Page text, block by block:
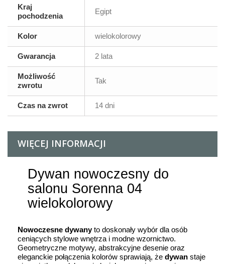
Kraj
pochodzenia
Egipt
Kolor wielokolorowy
Gwarancja 2 lata
Możliwość
zwrotu
Tak
Czas na zwrot 14 dni
WIĘCEJ INFORMACJI
Dywan nowoczesny do
salonu Sorenna 04
wielokolorowy
Nowoczesne dywanyto doskonały wybór dla osób
ceniących stylowe wnętrza i modne wzornictwo.
Geometryczne motywy, abstrakcyjne desenie oraz
eleganckie połączenia kolorów sprawiają, że dywan staje